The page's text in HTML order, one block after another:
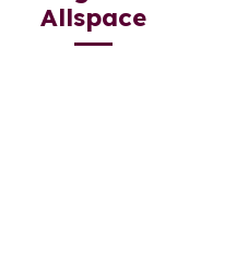
Allspace